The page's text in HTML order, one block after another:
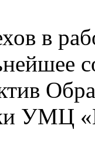
в
УМЦ